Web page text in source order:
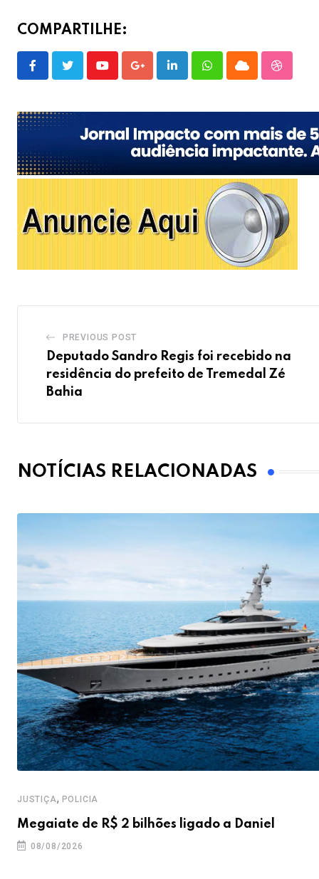
COMPARTILHE:
YoutubeGoogle+LinkedInWhatsappCloud
PREVIOUS POST
Deputado Sandro Regis foi recebido na
residência do prefeito de Tremedal Zé
Bahia
NOTÍCIAS RELACIONADAS
JUSTIÇA, POLICIA
Megaiate de R$ 2 bilhões ligado a Daniel
08/08/2026